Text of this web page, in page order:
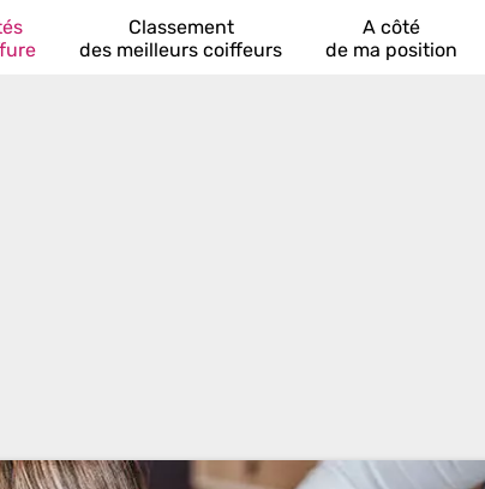
Classement
des meilleurs coiffeurs
A côté
de ma position